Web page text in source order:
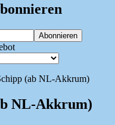
(ab NL-Akkrum)
NL-Akkrum)